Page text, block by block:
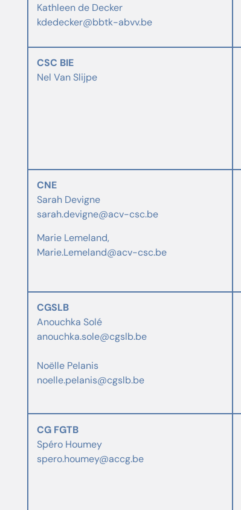
Kathleen de Decker
kdedecker@bbtk-abvv.be
CSC BIE
Nel Van Slijpe
CNE
Sarah Devigne
sarah.devigne@acv-csc.be
Marie Lemeland,
Marie.Lemeland@acv-csc.be
CGSLB
Anouchka Solé
anouchka.sole@cgslb.be
Noëlle Pelanis
noelle.pelanis@cgslb.be
CG FGTB
Spéro Houmey
spero.houmey@accg.be